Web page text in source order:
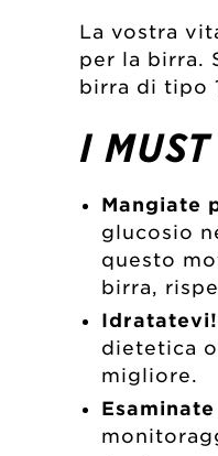
La vostra
per la birra.
birra di tipo
I
Mangiate
glucosio
questo
birra,
Idratatevi!
dietetica
migliore.